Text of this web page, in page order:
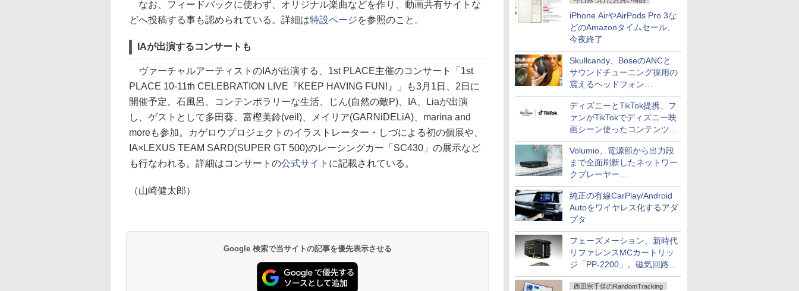
iPhone AirやAirPods Pro 3な
どのAmazonタイムセール、
今夜終了
Skullcandy、BoseのANCと
サウンドチューニング採用の
震えるヘッドフォン
「Crusher 1080 ANC」
ディズニーとTikTok提携、フ
ァンがTikTokでディズニー映
画シーン使ったコンテンツ制
作、Disney+にも配信
Volumio、電源部から出力段
まで全面刷新したネットワー
クプレーヤー
「Primo（2026）」
純正の有線CarPlay/Android
Autoをワイヤレス化するアダ
プタ
フェーズメーション、新時代
リファレンスMCカートリッ
ジ「PP-2200」。磁気回路や
ハウジングを根本から見直し
西田宗千佳のRandomTracking
なお、フィードバックに使わず、オリジナル楽曲などを作り、動画共有サイトな
どへ投稿する事も認められている。詳細は特設ページを参照のこと。
IAが出演するコンサートも
ヴァーチャルアーティストのIAが出演する、1st PLACE主催のコンサート「1st
PLACE 10-11th CELEBRATION LIVE『KEEP HAVING FUN!』」も3月1日、2日に
開催予定。石風呂、コンテンポラリーな生活、じん(自然の敵P)、IA、Liaが出演
し、ゲストとして多田葵、富樫美鈴(veil)、メイリア(GARNiDELiA)、marina and
moreも参加。カゲロウプロジェクトのイラストレーター・しづによる初の個展や、
IA×LEXUS TEAM SARD(SUPER GT 500)のレーシングカー「SC430」の展示など
も行なわれる。詳細はコンサートの公式サイト に記載されている。
（山崎健太郎）
Google 検索で当サイトの記事を優先表示させる